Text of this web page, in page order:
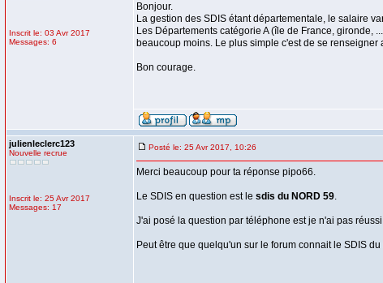
Inscrit le: 03 Avr 2017
Messages: 6
Bonjour.
La gestion des SDIS étant départementale, le salaire
Les Départements catégorie A (île de France,
beaucoup moins. Le plus simple c'est de se
Bon courage.
julienleclerc123
Nouvelle recrue
Inscrit le: 25 Avr 2017
Messages: 17
Posté le: 25 Avr 2017, 10:26
Merci beaucoup pour ta réponse pipo66.
Le SDIS en question est le sdis du NORD 59.
J'ai posé la question par téléphone est je n'ai pas
Peut être que quelqu'un sur le forum connait le SDIS